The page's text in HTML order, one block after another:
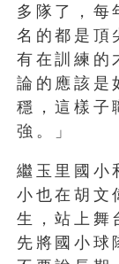
多隊了，每
名的都是頂
有在訓練的
論的應該是
穩，這樣子
強。」
繼玉里國小
小也在胡文
生，站上舞
先將國小球